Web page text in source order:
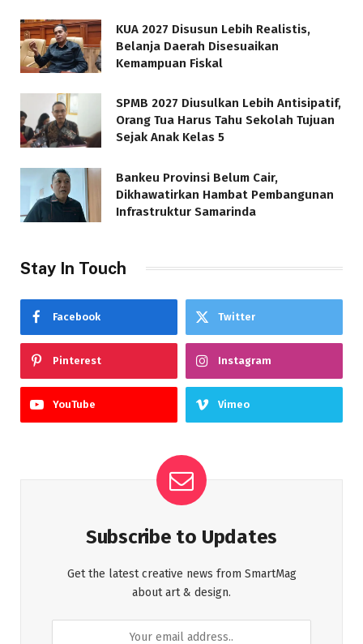
KUA 2027 Disusun Lebih Realistis,
Belanja Daerah Disesuaikan
Kemampuan Fiskal
SPMB 2027 Diusulkan Lebih Antisipatif,
Orang Tua Harus Tahu Sekolah Tujuan
Sejak Anak Kelas 5
Bankeu Provinsi Belum Cair,
Dikhawatirkan Hambat Pembangunan
Infrastruktur Samarinda
Stay In Touch
Facebook Twitter
Pinterest Instagram
YouTube Vimeo
Subscribe to Updates
Get the latest creative news from SmartMag
about art & design.